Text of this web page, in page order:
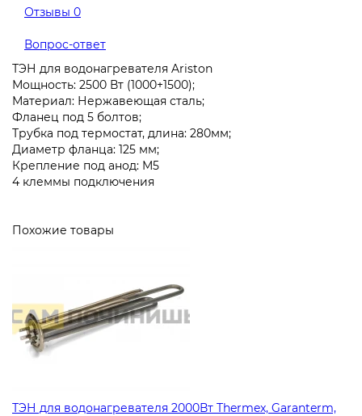
Отзывы 0
Вопрос-ответ
ТЭН для водонагревателя Ariston
Мощность: 2500 Вт (1000+1500);
Материал: Нержавеющая сталь;
Фланец под 5 болтов;
Трубка под термостат, длина: 280мм;
Диаметр фланца: 125 мм;
Крепление под анод: M5
4 клеммы подключения
Похожие товары
ТЭН для водонагревателя 2000Вт Thermex, Garanterm,